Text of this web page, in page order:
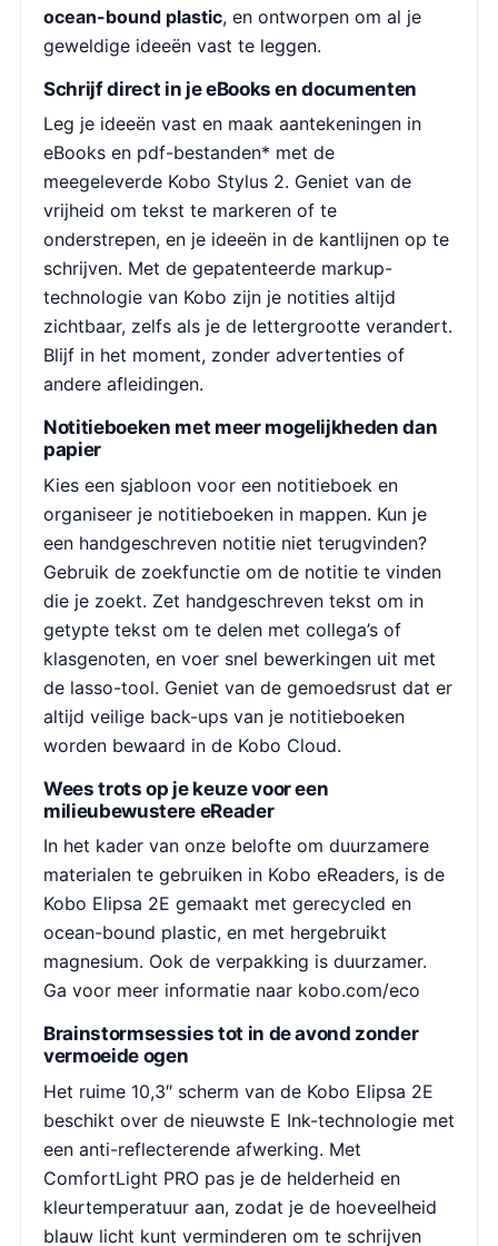
ocean-bound plastic, en ontworpen om al je
geweldige ideeën vast te leggen.
Schrijf direct in je eBooks en documenten
Leg je ideeën vast en maak aantekeningen in
eBooks en pdf-bestanden* met de
meegeleverde Kobo Stylus 2. Geniet van de
vrijheid om tekst te markeren of te
onderstrepen, en je ideeën in de kantlijnen op te
schrijven. Met de gepatenteerde markup-
technologie van Kobo zijn je notities altijd
zichtbaar, zelfs als je de lettergrootte verandert.
Blijf in het moment, zonder advertenties of
andere afleidingen.
Notitieboeken met meer mogelijkheden dan
papier
Kies een sjabloon voor een notitieboek en
organiseer je notitieboeken in mappen. Kun je
een handgeschreven notitie niet terugvinden?
Gebruik de zoekfunctie om de notitie te vinden
die je zoekt. Zet handgeschreven tekst om in
getypte tekst om te delen met collega’s of
klasgenoten, en voer snel bewerkingen uit met
de lasso-tool. Geniet van de gemoedsrust dat er
altijd veilige back-ups van je notitieboeken
worden bewaard in de Kobo Cloud.
Wees trots op je keuze voor een
milieubewustere eReader
In het kader van onze belofte om duurzamere
materialen te gebruiken in Kobo eReaders, is de
Kobo Elipsa 2E gemaakt met gerecycled en
ocean-bound plastic, en met hergebruikt
magnesium. Ook de verpakking is duurzamer.
Ga voor meer informatie naar kobo.com/eco
Brainstormsessies tot in de avond zonder
vermoeide ogen
Het ruime 10,3″ scherm van de Kobo Elipsa 2E
beschikt over de nieuwste E Ink-technologie met
een anti-reflecterende afwerking. Met
ComfortLight PRO pas je de helderheid en
kleurtemperatuur aan, zodat je de hoeveelheid
blauw licht kunt verminderen om te schrijven